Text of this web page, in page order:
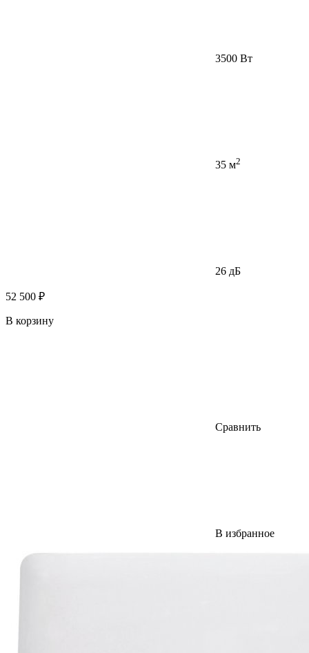
3500 Вт
35 м2
26 дБ
52 500 ₽
В корзину
Сравнить
В избранное